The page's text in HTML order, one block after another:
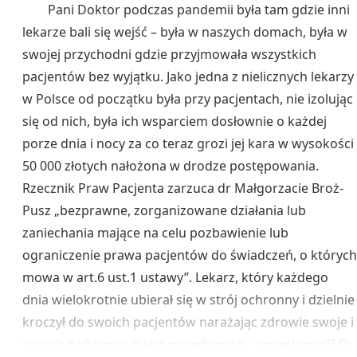
Pani Doktor podczas pandemii była tam gdzie inni
lekarze bali się wejść – była w naszych domach, była w
swojej przychodni gdzie przyjmowała wszystkich
pacjentów bez wyjątku. Jako jedna z nielicznych lekarzy
w Polsce od początku była przy pacjentach, nie izolując
się od nich, była ich wsparciem dosłownie o każdej
porze dnia i nocy za co teraz grozi jej kara w wysokości
50 000 złotych nałożona w drodze postępowania.
Rzecznik Praw Pacjenta zarzuca dr Małgorzacie Broż-
Pusz „bezprawne, zorganizowane działania lub
zaniechania mające na celu pozbawienie lub
ograniczenie prawa pacjentów do świadczeń, o których
mowa w art.6 ust.1 ustawy”. Lekarz, który każdego
dnia wielokrotnie ubierał się w strój ochronny i dzielnie
kroczył do swoich pacjentów narażając zdrowie swoje i